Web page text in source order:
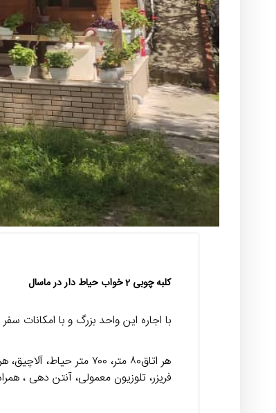
کلبه چوبی 2 خواب حیاط دار در ماسال
با اجاره این واحد بزرگ و با امکانات
فریزر، تلوزیون معمولی، آنتن دهی ،